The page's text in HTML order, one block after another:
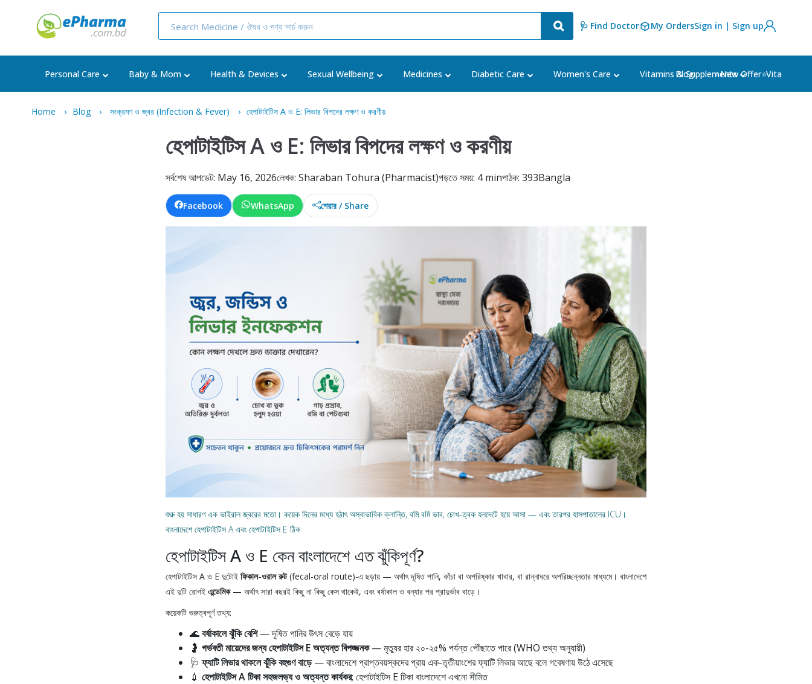
🩺 Find Doctor My OrdersSign in | Sign up
Personal Care Baby & Mom Health & Devices Sexual Wellbeing Medicines Diabetic Care Women's Care Vitamins & Supplements Vital
Blog ⭐New Offer⭐
Home Blog সংক্রমণ ও জ্বর (Infection & Fever) হেপাটাইটিস A ও E: লিভার বিপদের লক্ষণ ও করণীয়
হেপাটাইটিস A ও E: লিভার বিপদের লক্ষণ ও করণীয়
সর্বশেষ আপডেট: May 16, 2026লেখক: Sharaban Tohura (Pharmacist)পড়তে সময়: 4 minপাঠক: 393Bangla
Facebook WhatsApp শেয়ার / Share
শুরু হয় সাধারণ এক ভাইরাল জ্বরের মতো। কয়েক দিনের মধ্যে হঠাৎ অস্বাভাবিক ক্লান্তি, বমি বমি ভাব, চোখ-ত্বক হলদেটে হয়ে আসা — এবং তারপর হাসপাতালের ICU।
বাংলাদেশে হেপাটাইটিস A এবং হেপাটাইটিস E ঠিক
হেপাটাইটিস A ও E কেন বাংলাদেশে এত ঝুঁকিপূর্ণ?
হেপাটাইটিস A ও E দুটোই ফিকাল-ওরাল রুট(fecal-oral route)-এ ছড়ায় — অর্থাৎ দূষিত পানি, কাঁচা বা অপরিষ্কার খাবার, বা রান্নাঘরে অপরিচ্ছন্নতার মাধ্যমে। বাংলাদেশে
এই দুটি রোগই এন্ডেমিক— অর্থাৎ সারা বছরই কিছু না কিছু কেস থাকেই, এবং বর্ষাকাল ও বন্যার পর প্রাদুর্ভাব বাড়ে।
কয়েকটি গুরুত্বপূর্ণ তথ্য:
🌊বর্ষাকালে ঝুঁকি বেশি— দূষিত পানির উৎস বেড়ে যায়
🤰 গর্ভবতী মায়েদের জন্য হেপাটাইটিস E অত্যন্ত বিপজ্জনক— মৃত্যুর হার ২০-২৫% পর্যন্ত পৌঁছাতে পারে (WHO তথ্য অনুযায়ী)
🩺ফ্যাটি লিভার থাকলে ঝুঁকি বহুগুণ বাড়ে— বাংলাদেশে প্রাপ্তবয়স্কদের প্রায় এক-তৃতীয়াংশের ফ্যাটি লিভার আছে বলে গবেষণায় উঠে এসেছে
💉 হেপাটাইটিস A টিকা সহজলভ্য ও অত্যন্ত কার্যকর; হেপাটাইটিস E টিকা বাংলাদেশে এখনো সীমিত